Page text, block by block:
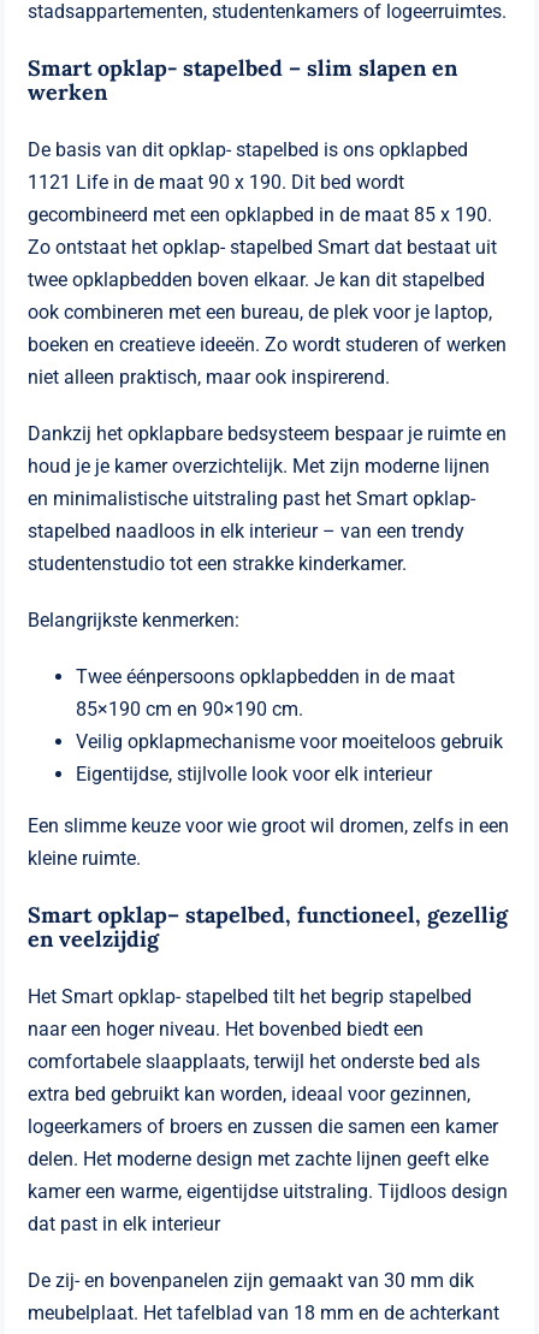
stadsappartementen, studentenkamers of logeerruimtes.
Smart opklap- stapelbed – slim slapen en
werken
De basis van dit opklap- stapelbed is ons opklapbed
1121 Life in de maat 90 x 190. Dit bed wordt
gecombineerd met een opklapbed in de maat 85 x 190.
Zo ontstaat het opklap- stapelbed Smart dat bestaat uit
twee opklapbedden boven elkaar. Je kan dit stapelbed
ook combineren met een bureau, de plek voor je laptop,
boeken en creatieve ideeën. Zo wordt studeren of werken
niet alleen praktisch, maar ook inspirerend.
Dankzij het opklapbare bedsysteem bespaar je ruimte en
houd je je kamer overzichtelijk. Met zijn moderne lijnen
en minimalistische uitstraling past het Smart opklap-
stapelbed naadloos in elk interieur – van een trendy
studentenstudio tot een strakke kinderkamer.
Belangrijkste kenmerken:
Twee éénpersoons opklapbedden in de maat
85×190 cm en 90×190 cm.
Veilig opklapmechanisme voor moeiteloos gebruik
Eigentijdse, stijlvolle look voor elk interieur
Een slimme keuze voor wie groot wil dromen, zelfs in een
kleine ruimte.
Smart opklap– stapelbed, functioneel, gezellig
en veelzijdig
Het Smart opklap- stapelbed tilt het begrip stapelbed
naar een hoger niveau. Het bovenbed biedt een
comfortabele slaapplaats, terwijl het onderste bed als
extra bed gebruikt kan worden, ideaal voor gezinnen,
logeerkamers of broers en zussen die samen een kamer
delen. Het moderne design met zachte lijnen geeft elke
kamer een warme, eigentijdse uitstraling. Tijdloos design
dat past in elk interieur
De zij- en bovenpanelen zijn gemaakt van 30 mm dik
meubelplaat. Het tafelblad van 18 mm en de achterkant